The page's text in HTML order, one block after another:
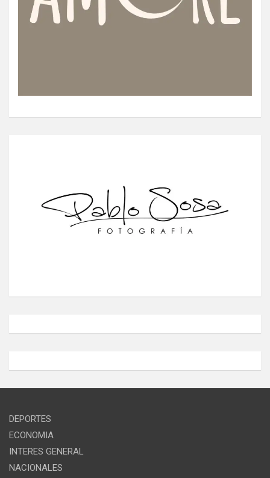
DEPORTES
ECONOMIA
INTERES GENERAL
NACIONALES